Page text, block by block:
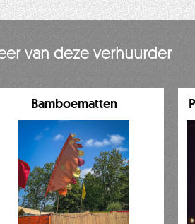
van deze verhuurder
Bamboematten